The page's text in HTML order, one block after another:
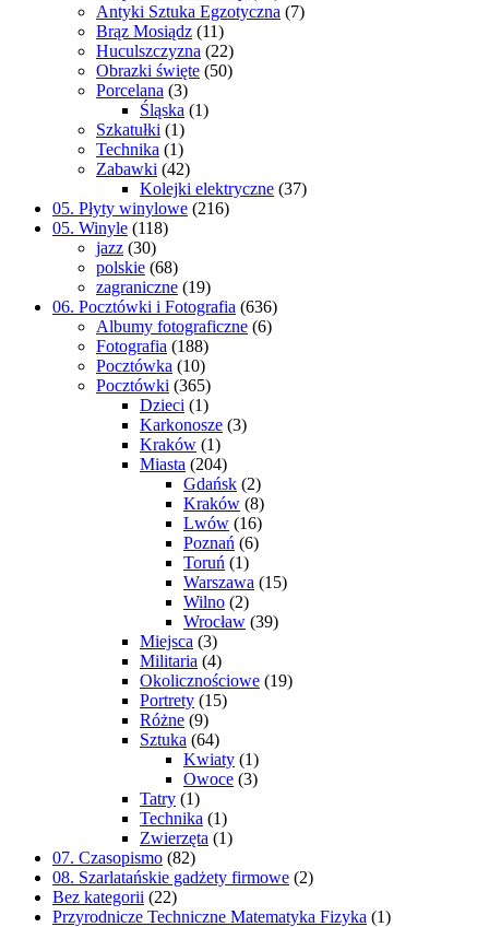
Antyki Sztuka Egzotyczna (7)
Brąz Mosiądz (11)
Huculszczyzna (22)
Obrazki święte (50)
Porcelana (3)
Śląska (1)
Szkatułki (1)
Technika (1)
Zabawki (42)
Kolejki elektryczne (37)
05. Płyty winylowe (216)
05. Winyle (118)
jazz (30)
polskie (68)
zagraniczne (19)
06. Pocztówki i Fotografia (636)
Albumy fotograficzne (6)
Fotografia (188)
Pocztówka (10)
Pocztówki (365)
Dzieci (1)
Karkonosze (3)
Kraków (1)
Miasta (204)
Gdańsk (2)
Kraków (8)
Lwów (16)
Poznań (6)
Toruń (1)
Warszawa (15)
Wilno (2)
Wrocław (39)
Miejsca (3)
Militaria (4)
Okolicznościowe (19)
Portrety (15)
Różne (9)
Sztuka (64)
Kwiaty (1)
Owoce (3)
Tatry (1)
Technika (1)
Zwierzęta (1)
07. Czasopismo (82)
08. Szarlatańskie gadżety firmowe (2)
Bez kategorii (22)
Przyrodnicze Techniczne Matematyka Fizyka (1)